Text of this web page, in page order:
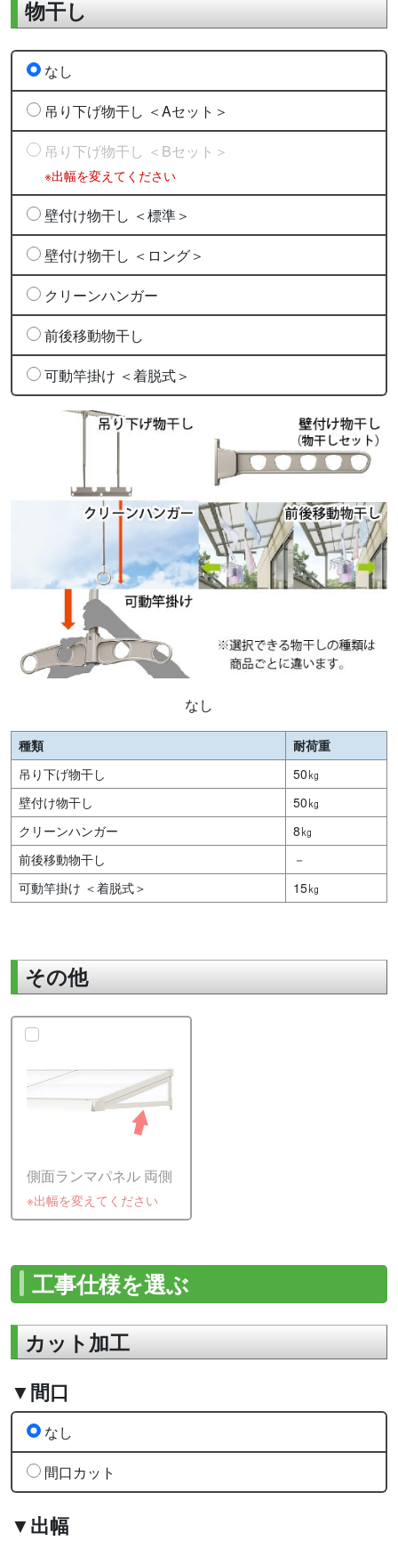
物干し
なし
種類
耐荷重
吊り下げ物干し
50㎏
壁付け物干し
50㎏
クリーンハンガー
8㎏
前後移動物干し
－
可動竿掛け ＜着脱式＞
15㎏
なし
吊り下げ物干し ＜Aセット＞
吊り下げ物干し ＜Bセット＞
※出幅を変えてください
壁付け物干し ＜標準＞
壁付け物干し ＜ロング＞
クリーンハンガー
前後移動物干し
可動竿掛け ＜着脱式＞
その他
側面ランマパネル 両側
※出幅を変えてください
工事仕様を選ぶ
カット加工
▼間口
なし
間口カット
▼出幅